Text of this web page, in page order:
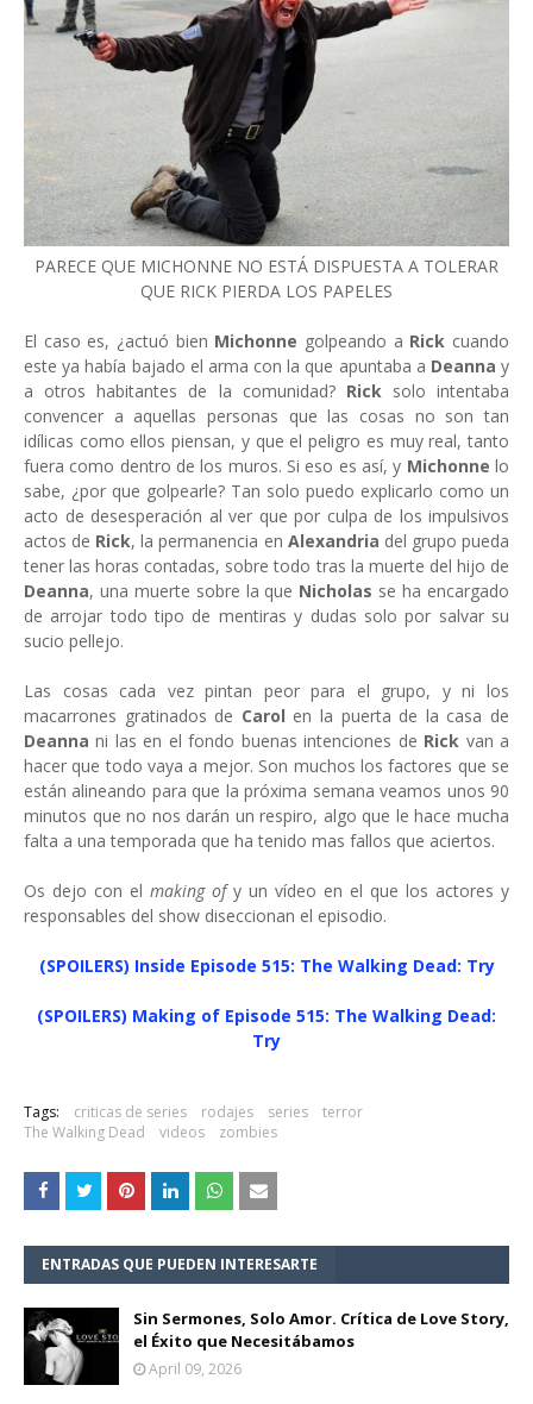
PARECE QUE MICHONNE NO ESTÁ DISPUESTA A TOLERAR
QUE RICK PIERDA LOS PAPELES
El caso es, ¿actuó bien Michonne golpeando a Rick cuando
este ya había bajado el arma con la que apuntaba a Deannay
a otros habitantes de la comunidad? Rick solo intentaba
convencer a aquellas personas que las cosas no son tan
idílicas como ellos piensan, y que el peligro es muy real, tanto
fuera como dentro de los muros. Si eso es así, y Michonnelo
sabe, ¿por que golpearle? Tan solo puedo explicarlo como un
acto de desesperación al ver que por culpa de los impulsivos
actos de Rick, la permanencia en Alexandria del grupo pueda
tener las horas contadas, sobre todo tras la muerte del hijo de
Deanna, una muerte sobre la que Nicholas se ha encargado
de arrojar todo tipo de mentiras y dudas solo por salvar su
sucio pellejo.
Las cosas cada vez pintan peor para el grupo, y ni los
macarrones gratinados de Carol en la puerta de la casa de
Deannani las en el fondo buenas intenciones de Rick van a
hacer que todo vaya a mejor. Son muchos los factores que se
están alineando para que la próxima semana veamos unos 90
minutos que no nos darán un respiro, algo que le hace mucha
falta a una temporada que ha tenido mas fallos que aciertos.
Os dejo con el making ofy un vídeo en el que los actores y
responsables del show diseccionan el episodio.
(SPOILERS) Inside Episode 515: The Walking Dead: Try
(SPOILERS) Making of Episode 515: The Walking Dead:
Try
Tags: criticas de series rodajes series
terror
The Walking Dead
videos zombies
ENTRADAS QUE PUEDEN INTERESARTE
Sin Sermones, Solo Amor. Crítica de Love Story,
el Éxito que Necesitábamos
April 09, 2026